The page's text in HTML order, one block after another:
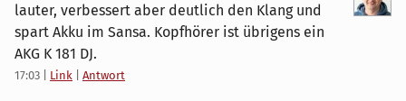
lauter, verbessert aber deutlich den Klang und
spart Akku im Sansa. Kopfhörer ist übrigens ein
AKG K 181 DJ.
17:03 Link Antwort